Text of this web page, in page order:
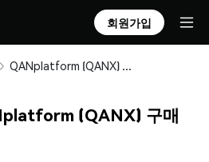
회원가입
QANplatform (QANX) 안전하게 구매 및 보관
(QANX) 구매